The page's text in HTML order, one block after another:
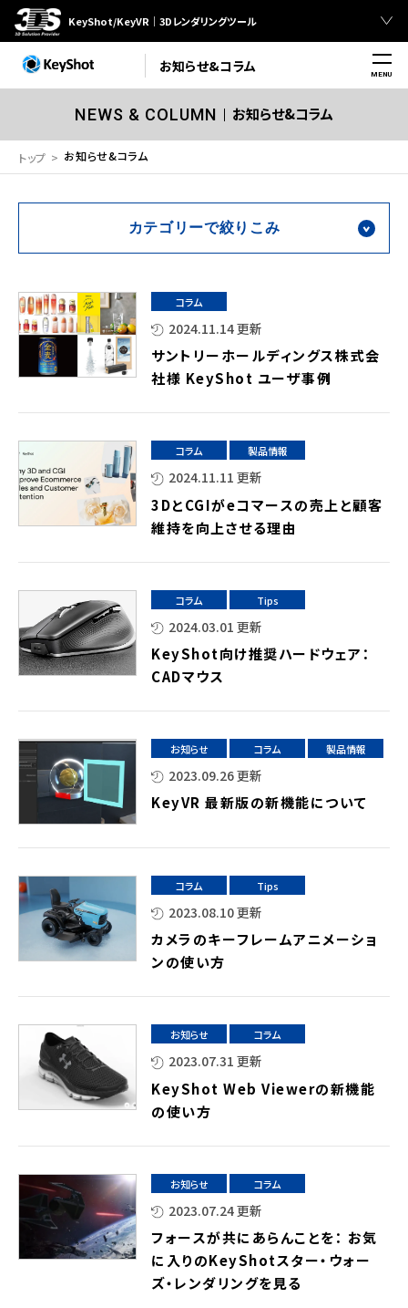
KeyShot/KeyVR｜3Dレンダリングツール
お知らせ&コラム MENU
NEWS & COLUMN お知らせ&コラム
トップ お知らせ&コラム
カテゴリーで絞りこみ
コラム
2024.11.14 更新
サントリーホールディングス株式会
社様 KeyShot ユーザ事例
コラム 製品情報
2024.11.11 更新
3DとCGIがeコマースの売上と顧客
維持を向上させる理由
コラム Tips
2024.03.01 更新
KeyShot向け推奨ハードウェア：
CADマウス
お知らせ コラム 製品情報
2023.09.26 更新
KeyVR 最新版の新機能について
コラム Tips
2023.08.10 更新
カメラのキーフレームアニメーショ
ンの使い方
お知らせ コラム
2023.07.31 更新
KeyShot Web Viewerの新機能
の使い方
お知らせ コラム
2023.07.24 更新
フォースが共にあらんことを： お気
に入りのKeyShotスター・ウォー
ズ・レンダリングを見る